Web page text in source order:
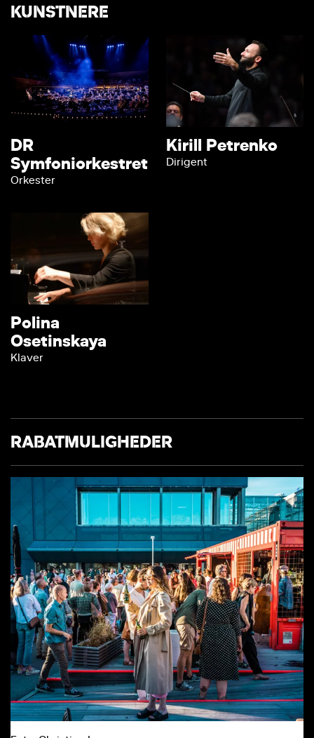
KUNSTNERE
DR
Symfoniorkestret
Orkester
Kirill Petrenko
Dirigent
Polina
Osetinskaya
Klaver
RABATMULIGHEDER